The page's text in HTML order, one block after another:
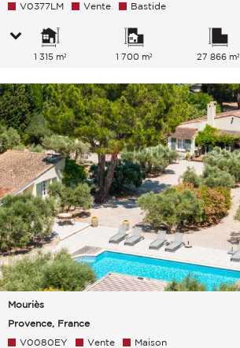
V0377LM Vente Bastide
1 315 m² 1 700 m² 27 866 m²
Mouriès
Provence, France
V0080EY Vente Maison